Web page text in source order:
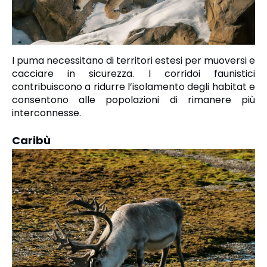
I puma necessitano di territori estesi per muoversi e
cacciare in sicurezza. I corridoi faunistici
contribuiscono a ridurre l’isolamento degli habitat e
consentono alle popolazioni di rimanere più
interconnesse.
Caribù